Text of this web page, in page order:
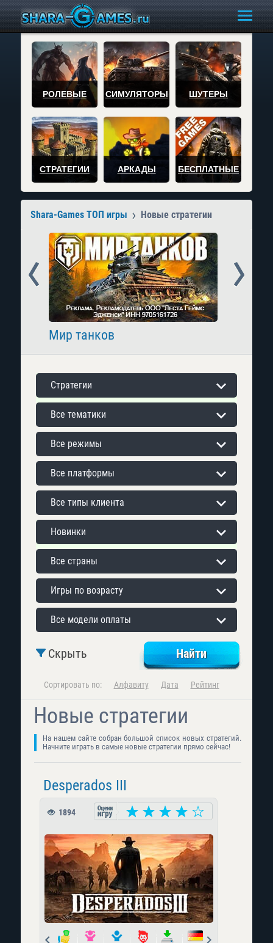
РОЛЕВЫЕ СИМУЛЯТОРЫ ШУТЕРЫ
СТРАТЕГИИ АРКАДЫ БЕСПЛАТНЫЕ
Shara-Games ТОП игры Новые стратегии
Мир танков
Prev
Стратегии
Все тематики
Все режимы
Все платформы
Все типы клиента
Новинки
Все страны
Игры по возрасту
Все модели оплаты
Скрыть
Сортировать по: Алфавиту Дата Рейтинг
Новые стратегии
На нашем сайте собран большой список новых стратегий.
Начните играть в самые новые стратегии прямо сейчас!
Desperados III
1894
Prev